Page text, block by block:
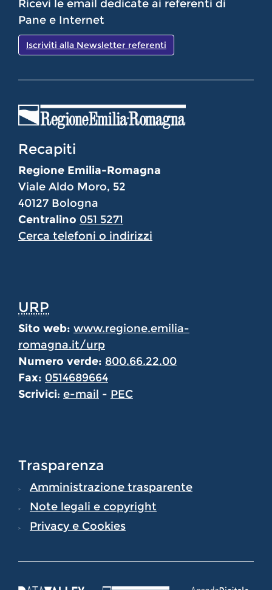
Ricevi le email dedicate ai referenti di
Pane e Internet
Iscriviti alla Newsletter referenti
Recapiti
Regione Emilia-Romagna
Viale Aldo Moro, 52
40127 Bologna
Centralino 051 5271
Cerca telefoni o indirizzi
URP
Sito web: www.regione.emilia-
romagna.it/urp
Numero verde: 800.66.22.00
Fax: 0514689664
Scrivici: e-mail - PEC
Trasparenza
Amministrazione trasparente
Note legali e copyright
Privacy e Cookies